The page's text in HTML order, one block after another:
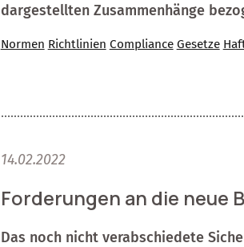
dargestellten Zusammenhänge
Normen Richtlinien Compliance Gesetze
14.02.2022
Forderungen an die neue
Das noch nicht verabschiedete